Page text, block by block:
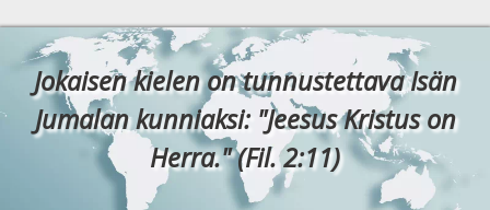
Jokaisen kielen on tunnustettava Isän
Jumalan kunniaksi: "Jeesus Kristus on
Herra." (Fil. 2:11)